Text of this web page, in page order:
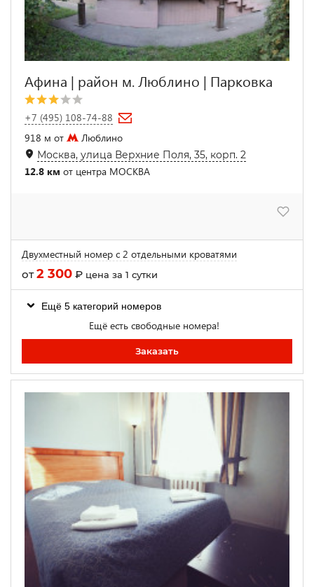
Афина | район м. Люблино | Парковка
+7 (495) 108-74-88
918 м от
Люблино
Москва, улица Верхние Поля, 35, корп. 2
12.8 км от центра МОСКВА
Двухместный номер с 2 отдельными кроватями
от2 300 ₽ цена за 1 сутки
Ещё 5 категорий номеров
Ещё есть свободные номера!
Заказать